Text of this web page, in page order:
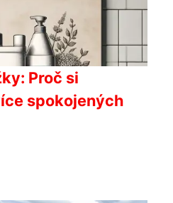
Proč si
spokojených